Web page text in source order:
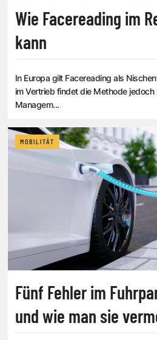
Wie Facereading im
kann
In Europa gilt Facereading als
im Vertrieb findet die Methode jedoch
Managem...
MOBILITÄT
Fünf Fehler im
und wie man sie